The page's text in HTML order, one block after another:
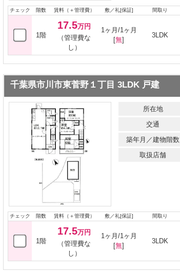
チェック 階数 賃料（＋管理費） 敷／礼[保証] 間取り
1階
17.5万円
（管理費な
し）
1ヶ月/1ヶ月
[無]
3LDK
千葉県市川市東菅野１丁目 3LDK 戸建
所在地
交通
築年月／建物階数
取扱店舗
チェック 階数 賃料（＋管理費） 敷／礼[保証] 間取り
1階
17.5万円
（管理費な
し）
1ヶ月/1ヶ月
[無]
3LDK